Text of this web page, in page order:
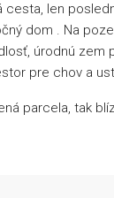
len
dom . Na
úrodnú zem
pre chov a
parcela, tak